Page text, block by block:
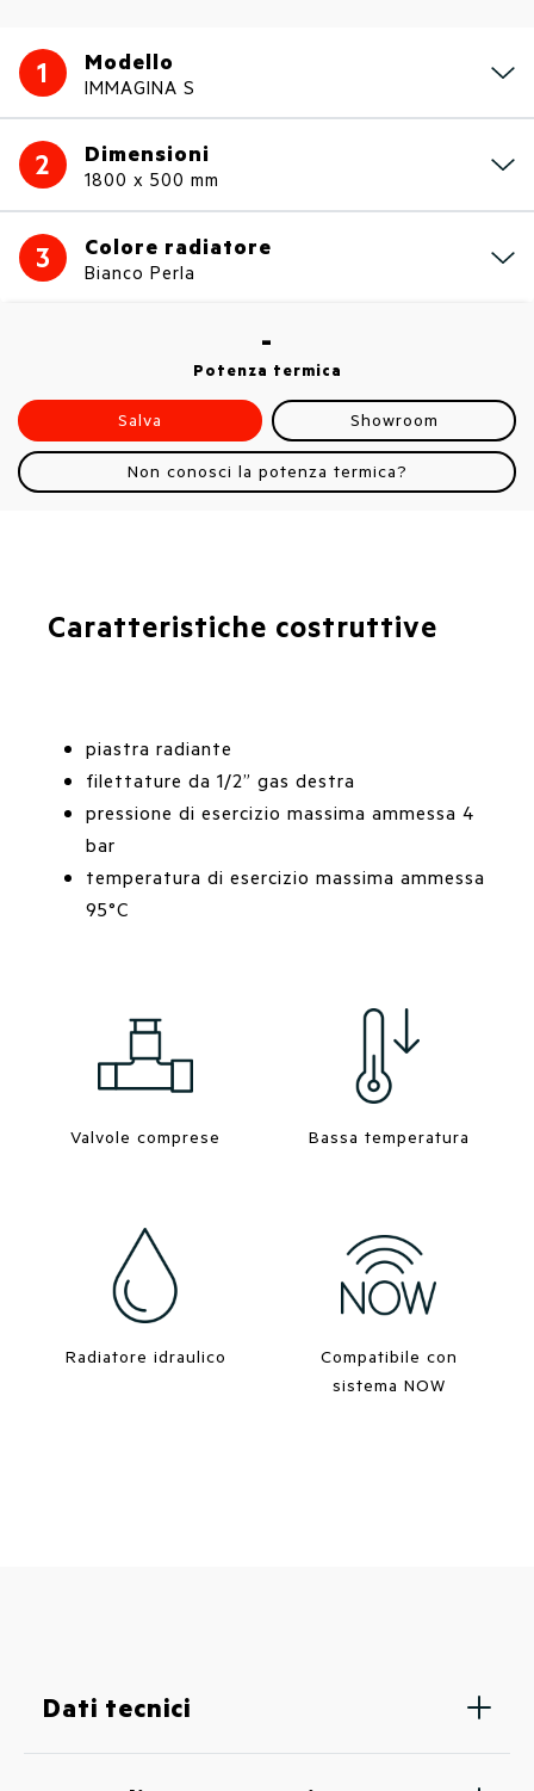
1 Modello
IMMAGINA S
2 Dimensioni
1800 x 500 mm
3 Colore radiatore
Bianco Perla
-
Potenza termica
Salva Showroom
Non conosci la potenza termica?
Caratteristiche costruttive
piastra radiante
filettature da 1/2” gas destra
pressione di esercizio massima ammessa 4
bar
temperatura di esercizio massima ammessa
95°C
Valvole comprese Bassa temperatura
Radiatore idraulico
Compatibile con
sistema NOW
Dati tecnici